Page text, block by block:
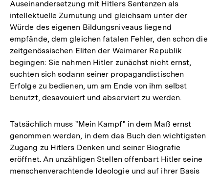
Auseinandersetzung mit Hitlers Sentenzen als
intellektuelle Zumutung und gleichsam unter der
Würde des eigenen Bildungsniveaus liegend
empfände, dem gleichen fatalen Fehler, den schon die
zeitgenössischen Eliten der Weimarer Republik
begingen: Sie nahmen Hitler zunächst nicht ernst,
suchten sich sodann seiner propagandistischen
Erfolge zu bedienen, um am Ende von ihm selbst
benutzt, desavouiert und abserviert zu werden.
Tatsächlich muss "Mein Kampf" in dem Maß ernst
genommen werden, in dem das Buch den wichtigsten
Zugang zu Hitlers Denken und seiner Biografie
eröffnet. An unzähligen Stellen offenbart Hitler seine
menschenverachtende Ideologie und auf ihrer Basis